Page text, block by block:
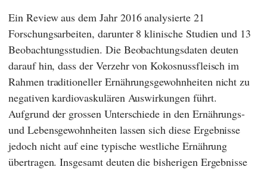
Ein Review aus dem Jahr 2016 analysierte 21
Forschungsarbeiten, darunter 8 klinische Studien und 13
Beobachtungsstudien. Die Beobachtungsdaten deuten
darauf hin, dass der Verzehr von Kokosnussfleisch im
Rahmen traditioneller Ernährungsgewohnheiten nicht zu
negativen kardiovaskulären Auswirkungen führt.
Aufgrund der grossen Unterschiede in den Ernährungs-
und Lebensgewohnheiten lassen sich diese Ergebnisse
jedoch nicht auf eine typische westliche Ernährung
übertragen. Insgesamt deuten die bisherigen Ergebnisse